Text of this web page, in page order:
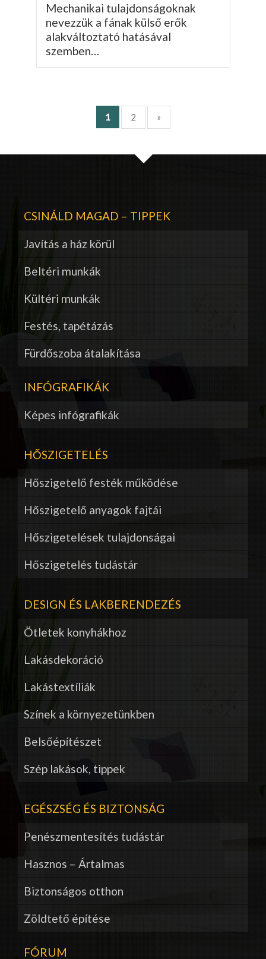
Mechanikai tulajdonságoknak
nevezzük a fának külső erők
alakváltoztató hatá­sával
szemben…
1 2 »
CSINÁLD MAGAD – TIPPEK
Javítás a ház körül
Beltéri munkák
Kültéri munkák
Festés, tapétázás
Fürdőszoba átalakítása
INFÓGRAFIKÁK
Képes infógrafikák
HŐSZIGETELÉS
Hőszigetelő festék működése
Hőszigetelő anyagok fajtái
Hőszigetelések tulajdonságai
Hőszigetelés tudástár
DESIGN ÉS LAKBERENDEZÉS
Ötletek konyhákhoz
Lakásdekoráció
Lakástextíliák
Színek a környezetünkben
Belsőépítészet
Szép lakások, tippek
EGÉSZSÉG ÉS BIZTONSÁG
Penészmentesítés tudástár
Hasznos – Ártalmas
Biztonságos otthon
Zöldtető építése
FÓRUM